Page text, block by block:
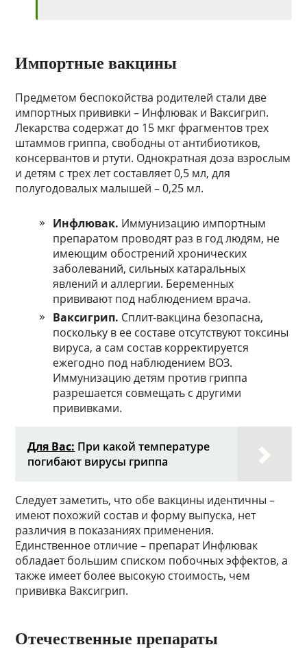
Импортные вакцины
Предметом беспокойства родителей стали две
импортных прививки – Инфлювак и Ваксигрип.
Лекарства содержат до 15 мкг фрагментов трех
штаммов гриппа, свободны от антибиотиков,
консервантов и ртути. Однократная доза взрослым
и детям с трех лет составляет 0,5 мл, для
полугодовалых малышей – 0,25 мл.
Инфлювак. Иммунизацию импортным
препаратом проводят раз в год людям, не
имеющим обострений хронических
заболеваний, сильных катаральных
явлений и аллергии. Беременных
прививают под наблюдением врача.
Ваксигрип. Сплит-вакцина безопасна,
поскольку в ее составе отсутствуют токсины
вируса, а сам состав корректируется
ежегодно под наблюдением ВОЗ.
Иммунизацию детям против гриппа
разрешается совмещать с другими
прививками.
Для Вас: При какой температуре
погибают вирусы гриппа
Следует заметить, что обе вакцины идентичны –
имеют похожий состав и форму выпуска, нет
различия в показаниях применения.
Единственное отличие – препарат Инфлювак
обладает большим списком побочных эффектов, а
также имеет более высокую стоимость, чем
прививка Ваксигрип.
Отечественные препараты